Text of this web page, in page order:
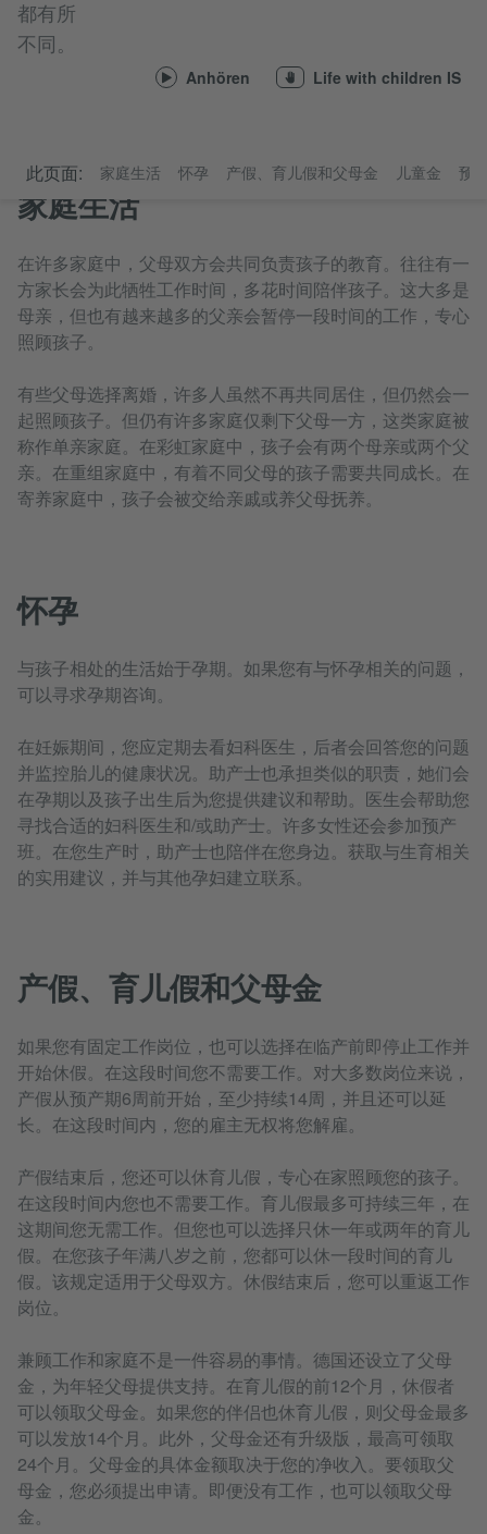
都有所
不同。
Anhören Life with children IS
此页面: 家庭生活 怀孕 产假、育儿假和父母金 儿童金 预
家庭生活
在许多家庭中，父母双方会共同负责孩子的教育。往往有一
方家长会为此牺牲工作时间，多花时间陪伴孩子。这大多是
母亲，但也有越来越多的父亲会暂停一段时间的工作，专心
照顾孩子。
有些父母选择离婚，许多人虽然不再共同居住，但仍然会一
起照顾孩子。但仍有许多家庭仅剩下父母一方，这类家庭被
称作单亲家庭。在彩虹家庭中，孩子会有两个母亲或两个父
亲。在重组家庭中，有着不同父母的孩子需要共同成长。在
寄养家庭中，孩子会被交给亲戚或养父母抚养。
怀孕
与孩子相处的生活始于孕期。如果您有与怀孕相关的问题，
可以寻求孕期咨询。
在妊娠期间，您应定期去看妇科医生，后者会回答您的问题
并监控胎儿的健康状况。助产士也承担类似的职责，她们会
在孕期以及孩子出生后为您提供建议和帮助。医生会帮助您
寻找合适的妇科医生和/或助产士。许多女性还会参加预产
班。在您生产时，助产士也陪伴在您身边。获取与生育相关
的实用建议，并与其他孕妇建立联系。
产假、育儿假和父母金
如果您有固定工作岗位，也可以选择在临产前即停止工作并
开始休假。在这段时间您不需要工作。对大多数岗位来说，
产假从预产期6周前开始，至少持续14周，并且还可以延
长。在这段时间内，您的雇主无权将您解雇。
产假结束后，您还可以休育儿假，专心在家照顾您的孩子。
在这段时间内您也不需要工作。育儿假最多可持续三年，在
这期间您无需工作。但您也可以选择只休一年或两年的育儿
假。在您孩子年满八岁之前，您都可以休一段时间的育儿
假。该规定适用于父母双方。休假结束后，您可以重返工作
岗位。
兼顾工作和家庭不是一件容易的事情。德国还设立了父母
金，为年轻父母提供支持。在育儿假的前12个月，休假者
可以领取父母金。如果您的伴侣也休育儿假，则父母金最多
可以发放14个月。此外，父母金还有升级版，最高可领取
24个月。父母金的具体金额取决于您的净收入。要领取父
母金，您必须提出申请。即便没有工作，也可以领取父母
金。